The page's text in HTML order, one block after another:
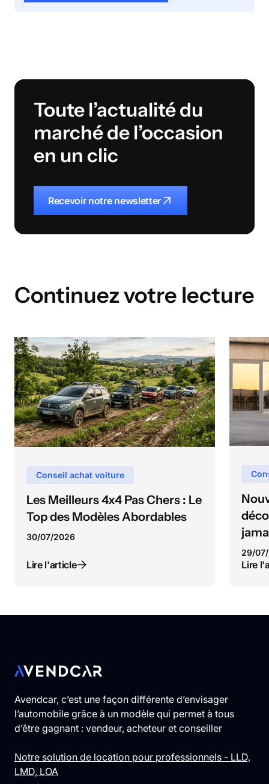
Toute l’actualité du
marché de l’occasion
en un clic
Recevoir notre newsletter
Continuez votre lecture
Conseil achat voiture
Les Meilleurs 4x4 Pas Chers : Le
Top des Modèles Abordables
30/07/2026
Lire l'article
29/07/
Lire
Avendcar, c’est une façon différente d’envisager
l’automobile grâce à un modèle qui permet à tous
d’être gagnant : vendeur, acheteur et conseiller
Notre solution de location pour professionnels - LLD,
LMD, LOA